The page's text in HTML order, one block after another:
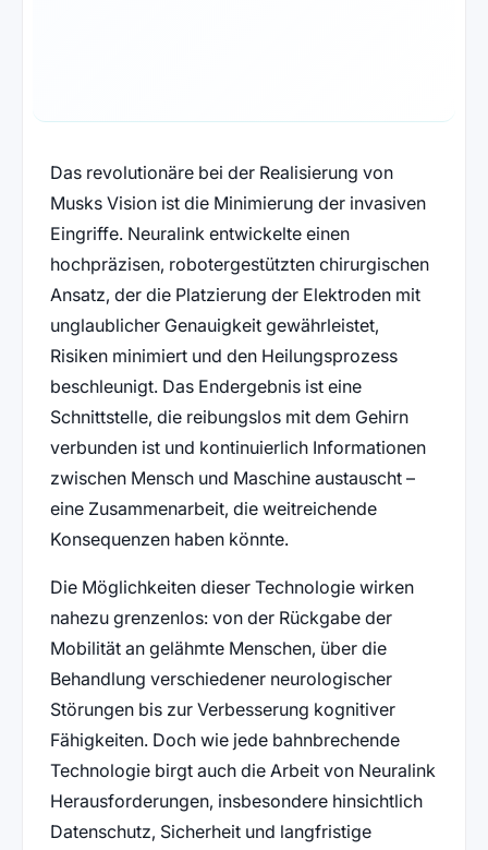
Das revolutionäre bei der Realisierung von
Musks Vision ist die Minimierung der invasiven
Eingriffe. Neuralink entwickelte einen
hochpräzisen, robotergestützten chirurgischen
Ansatz, der die Platzierung der Elektroden mit
unglaublicher Genauigkeit gewährleistet,
Risiken minimiert und den Heilungsprozess
beschleunigt. Das Endergebnis ist eine
Schnittstelle, die reibungslos mit dem Gehirn
verbunden ist und kontinuierlich Informationen
zwischen Mensch und Maschine austauscht –
eine Zusammenarbeit, die weitreichende
Konsequenzen haben könnte.
Die Möglichkeiten dieser Technologie wirken
nahezu grenzenlos: von der Rückgabe der
Mobilität an gelähmte Menschen, über die
Behandlung verschiedener neurologischer
Störungen bis zur Verbesserung kognitiver
Fähigkeiten. Doch wie jede bahnbrechende
Technologie birgt auch die Arbeit von Neuralink
Herausforderungen, insbesondere hinsichtlich
Datenschutz, Sicherheit und langfristige